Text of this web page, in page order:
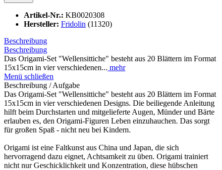
Artikel-Nr.: KB0020308
Hersteller: Fridolin (11320)
Beschreibung
Beschreibung
Das Origami-Set "Wellensittiche" besteht aus 20 Blättern im Format
15x15cm in vier verschiedenen... mehr
Menü schließen
Beschreibung / Aufgabe
Das Origami-Set "Wellensittiche" besteht aus 20 Blättern im Format
15x15cm in vier verschiedenen Designs. Die beiliegende Anleitung
hilft beim Durchstarten und mitgelieferte Augen, Münder und Bärte
erlauben es, den Origami-Figuren Leben einzuhauchen. Das sorgt
für großen Spaß - nicht neu bei Kindern.
Origami ist eine Faltkunst aus China und Japan, die sich
hervorragend dazu eignet, Achtsamkeit zu üben. Origami trainiert
nicht nur Geschicklichkeit und Konzentration, diese hübschen